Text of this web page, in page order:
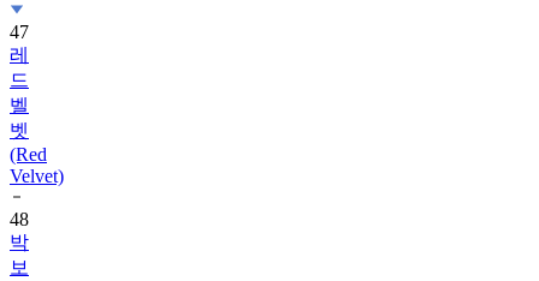
47
레
드
벨
벳
(Red
Velvet)
48
박
보